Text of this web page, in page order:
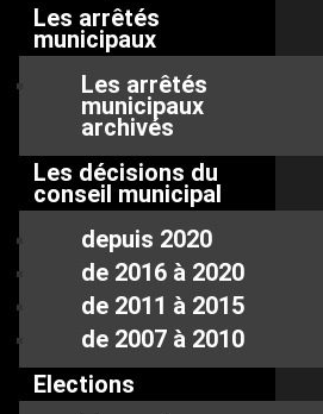
Les arrêtés
municipaux
Les arrêtés
municipaux
archivés
Les décisions du
conseil municipal
depuis 2020
de 2016 à 2020
de 2011 à 2015
de 2007 à 2010
Elections